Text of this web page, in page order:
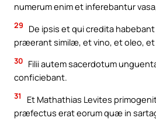
numerum enim et inferebantur
29
De ipsis et qui credita
præerant similæ, et vino, et oleo,
30 Filii autem sacerdotum
conficiebant.
31
Et Mathathias Levites
præfectus erat eorum quæ in